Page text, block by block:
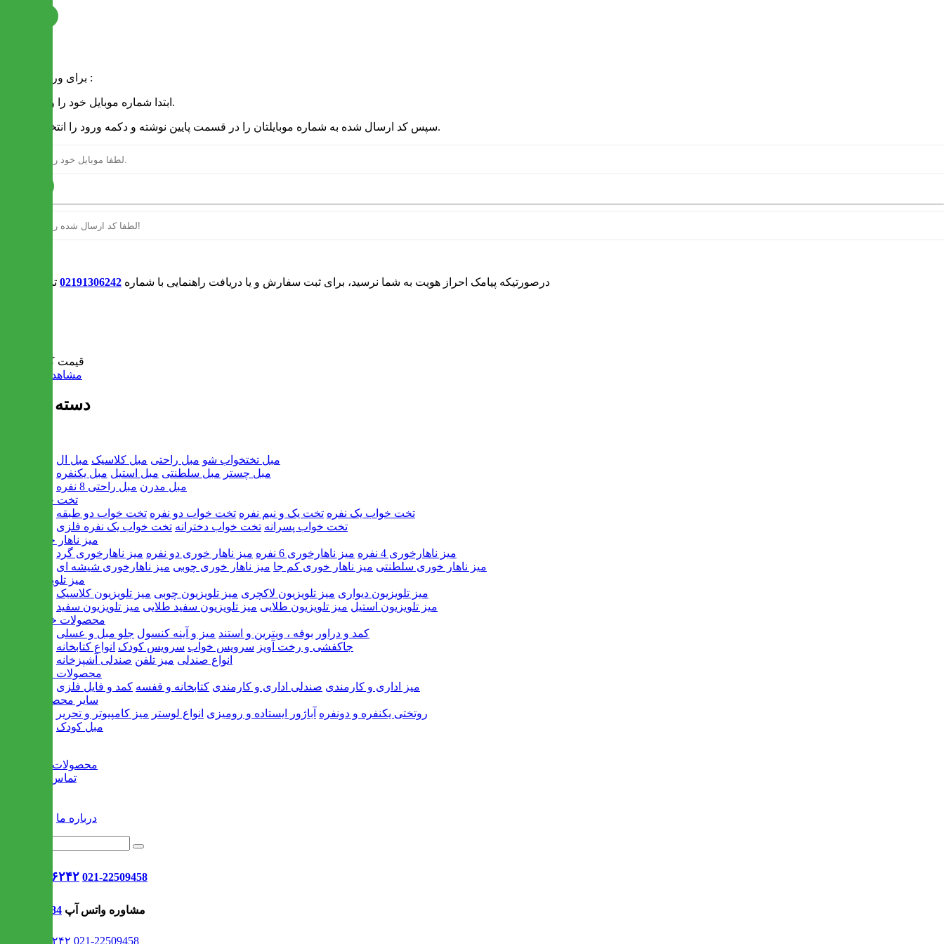
برای ورود به سایت :
1 - ابتدا شماره موبایل خود را وارد کنید.
2 - سپس کد ارسال شده به شماره موبایلتان را در قسمت پایین نوشته و دکمه ورود را انتخاب کنید.
درصورتیکه پیامک احراز هویت به شما نرسید، برای ثبت سفارش و یا دریافت راهنمایی با شماره 02191306242 تماس بگیرید
قیمت کل:
مشاهده سبد خرید
دسته بندی ها
مبل تختخواب شو مبل راحتی مبل کلاسیک مبل ال
مبل چستر مبل سلطنتی مبل استیل مبل یکنفره
مبل مدرن مبل راحتی 8 نفره
تخت خواب
تخت خواب یک نفره تخت یک و نیم نفره تخت خواب دو نفره تخت خواب دو طبقه
تخت خواب پسرانه تخت خواب دخترانه تخت خواب یک نفره فلزی
میز ناهار خوری
میز ناهارخوری 4 نفره
میز ناهارخوری 6 نفره میز ناهار خوری دو نفره میز ناهارخوری گرد
میز ناهار خوری سلطنتی میز ناهار خوری کم جا میز ناهار خوری چوبی میز ناهارخوری شیشه ای
میز تلویزیون
میز تلویزیون دیواری میز تلویزیون لاکچری میز تلویزیون چوبی میز تلویزیون کلاسیک
میز تلویزیون استیل میز تلویزیون طلایی میز تلویزیون سفید طلایی میز تلویزیون سفید
محصولات خانگی
کمد و دراور بوفه ، ویترین و استند میز و آینه کنسول جلو مبل و عسلی
جاکفشی و رخت آویز سرویس خواب سرویس کودک انواع کتابخانه
انواع صندلی میز تلفن صندلی آشپزخانه
محصولات اداری
میز اداری و کارمندی صندلی اداری و کارمندی کتابخانه و قفسه کمد و فایل فلزی
سایر محصولات
روتختی یکنفره و دونفره آباژور ایستاده و رومیزی انواع لوستر میز کامپیوتر و تحریر
مبل کودک
محصولات جدید
تماس با ما
درباره ما
021-۹۱۳۰۶۲۴۲ 021-22509458
09302308484 مشاوره واتس آپ
021-۹۱۳۰۶۲۴۲ 021-22509458